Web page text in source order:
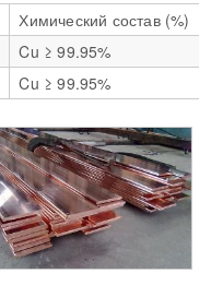
Химический состав (%)
Cu ≥ 99.95%
Cu ≥ 99.95%